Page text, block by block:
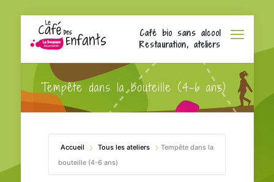
Café bio sans alcool
Restauration, ateliers
Tempête dans la bouteille (4-6 ans)
Accueil Tous les ateliers
Tempête dans la
bouteille (4-6 ans)